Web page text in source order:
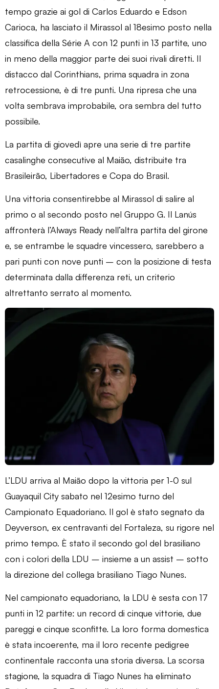
tempo grazie ai gol di Carlos Eduardo e Edson
Carioca, ha lasciato il Mirassol al 18esimo posto nella
classifica della Série A con 12 punti in 13 partite, uno
in meno della maggior parte dei suoi rivali diretti. Il
distacco dal Corinthians, prima squadra in zona
retrocessione, è di tre punti. Una ripresa che una
volta sembrava improbabile, ora sembra del tutto
possibile.
La partita di giovedì apre una serie di tre partite
casalinghe consecutive al Maião, distribuite tra
Brasileirão, Libertadores e Copa do Brasil.
Una vittoria consentirebbe al Mirassol di salire al
primo o al secondo posto nel Gruppo G. Il Lanús
affronterà l’Always Ready nell’altra partita del girone
e, se entrambe le squadre vincessero, sarebbero a
pari punti con nove punti – con la posizione di testa
determinata dalla differenza reti, un criterio
altrettanto serrato al momento.
L’LDU arriva al Maião dopo la vittoria per 1-0 sul
Guayaquil City sabato nel 12esimo turno del
Campionato Equadoriano. Il gol è stato segnato da
Deyverson, ex centravanti del Fortaleza, su rigore nel
primo tempo. È stato il secondo gol del brasiliano
con i colori della LDU – insieme a un assist – sotto
la direzione del collega brasiliano Tiago Nunes.
Nel campionato equadoriano, la LDU è sesta con 17
punti in 12 partite: un record di cinque vittorie, due
pareggi e cinque sconfitte. La loro forma domestica
è stata incoerente, ma il loro recente pedigree
continentale racconta una storia diversa. La scorsa
stagione, la squadra di Tiago Nunes ha eliminato